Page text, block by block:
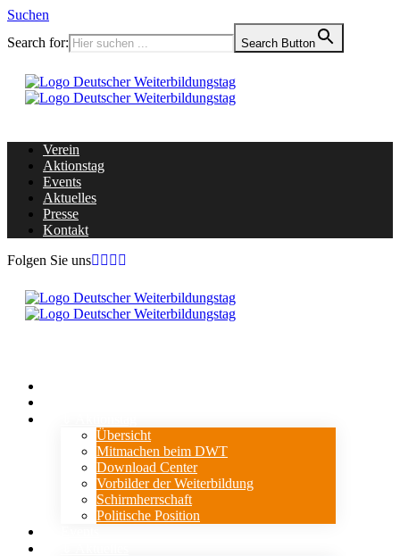
Suchen
Search for:
Search Button
Verein
Aktionstag
Events
Aktuelles
Presse
Kontakt
Folgen Sie uns
Übersicht
Mitmachen beim DWT
Download Center
Vorbilder der Weiterbildung
Schirmherrschaft
Politische Position